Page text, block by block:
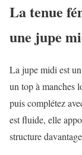
La tenue
une jupe
La jupe midi est
un top à manches
puis complétez
est fluide, elle
structure